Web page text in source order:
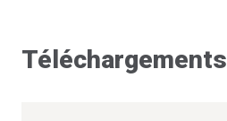
Téléchargements